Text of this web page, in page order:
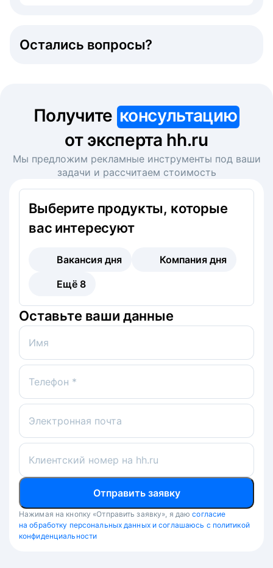
Остались вопросы?
Получите консультацию
от эксперта hh.ru
Мы предложим рекламные инструменты под ваши
задачи и рассчитаем стоимость
Выберите продукты, которые
вас интересуют
Вакансия дня
Компания дня
Ещё 8
Оставьте ваши данные
Имя
Телефон *
Электронная почта
Клиентский номер на hh.ru
Отправить заявку
Нажимая на кнопку «Отправить заявку», я даю согласие
на обработку персональных данных и соглашаюсь с политикой
конфиденциальности